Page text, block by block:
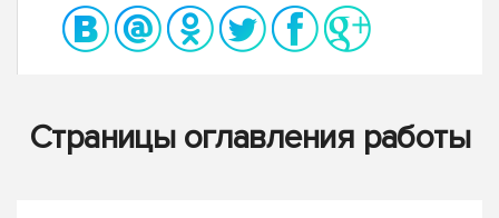
Страницы оглавления работы